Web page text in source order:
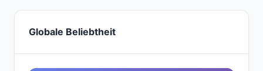
Globale Beliebtheit